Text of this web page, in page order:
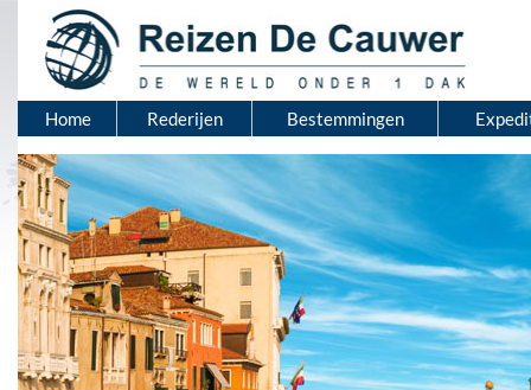
Home Rederijen Bestemmingen